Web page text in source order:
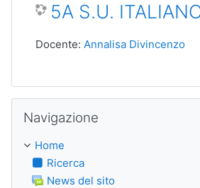
5A S.U.
Docente: Annalisa Divincenzo
Navigazione
Home
Ricerca
News del sito